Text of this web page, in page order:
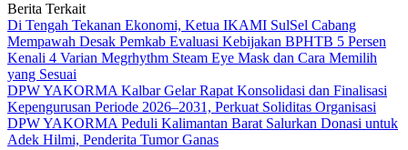
Berita Terkait
Di Tengah Tekanan Ekonomi, Ketua IKAMI SulSel Cabang
Mempawah Desak Pemkab Evaluasi Kebijakan BPHTB 5 Persen
Kenali 4 Varian Megrhythm Steam Eye Mask dan Cara Memilih
yang Sesuai
DPW YAKORMA Kalbar Gelar Rapat Konsolidasi dan Finalisasi
Kepengurusan Periode 2026–2031, Perkuat Soliditas Organisasi
DPW YAKORMA Peduli Kalimantan Barat Salurkan Donasi untuk
Adek Hilmi, Penderita Tumor Ganas